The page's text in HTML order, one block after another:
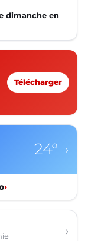
dimanche en
Télécharger
24° ›
›
›